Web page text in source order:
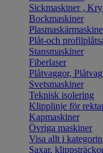
Sickmaskiner ,
Bockmaskiner
Plåt-och
Stansmaskiner
Fiberlaser
Plåtvaggor,
Svetsmaskiner
Teknisk isolering
Klipplinje för
Kapmaskiner
Övriga maskiner
Visa allt i kategorin
Saxar,